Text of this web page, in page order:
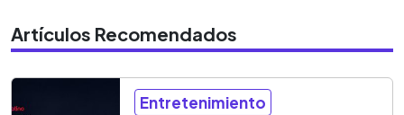
Artículos Recomendados
Entretenimiento